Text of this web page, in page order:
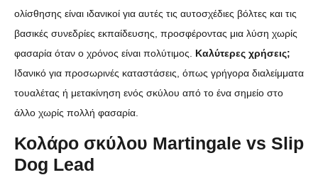
ολίσθησης είναι ιδανικοί για αυτές τις αυτοσχέδιες βόλτες και τις
βασικές συνεδρίες εκπαίδευσης, προσφέροντας μια λύση χωρίς
φασαρία όταν ο χρόνος είναι πολύτιμος. Καλύτερες χρήσεις;
Ιδανικό για προσωρινές καταστάσεις, όπως γρήγορα διαλείμματα
τουαλέτας ή μετακίνηση ενός σκύλου από το ένα σημείο στο
άλλο χωρίς πολλή φασαρία.
Κολάρο σκύλου Martingale vs Slip
Dog Lead